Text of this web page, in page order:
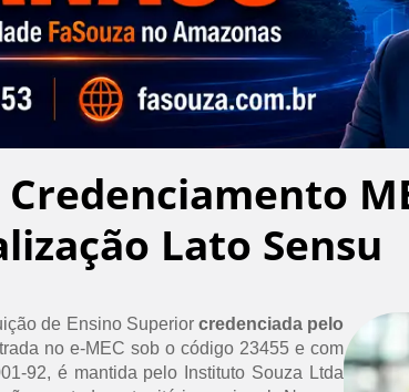
Lato Sensu
de Ensino Superiorcredenciada pelo
no e-MEC sob o código 23455 e com